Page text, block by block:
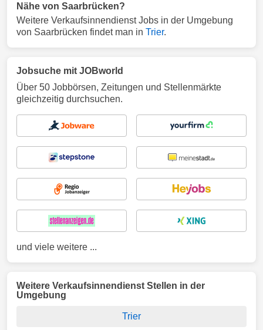
Nähe von Saarbrücken?
Weitere Verkaufsinnendienst Jobs in der Umgebung
von Saarbrücken findet man in Trier.
Jobsuche mit JOBworld
Über 50 Jobbörsen, Zeitungen und Stellenmärkte
gleichzeitig durchsuchen.
und viele weitere ...
Weitere Verkaufsinnendienst Stellen in der
Umgebung
Trier